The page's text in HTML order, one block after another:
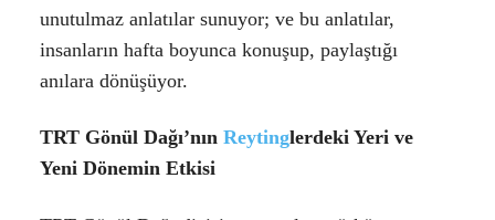
unutulmaz anlatılar sunuyor; ve bu anlatılar,
insanların hafta boyunca konuşup, paylaştığı
anılara dönüşüyor.
TRT Gönül Dağı’nın Reytinglerdeki Yeri ve
Yeni Dönemin Etkisi